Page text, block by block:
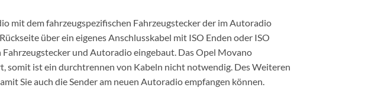
mit dem fahrzeugspezifischen Fahrzeugstecker der im Autoradio
über ein eigenes Anschlusskabel mit ISO Enden oder ISO
und Autoradio eingebaut. Das Opel Movano
somit ist ein durchtrennen von Kabeln nicht notwendig. Des Weiteren
Sie auch die Sender am neuen Autoradio empfangen können.